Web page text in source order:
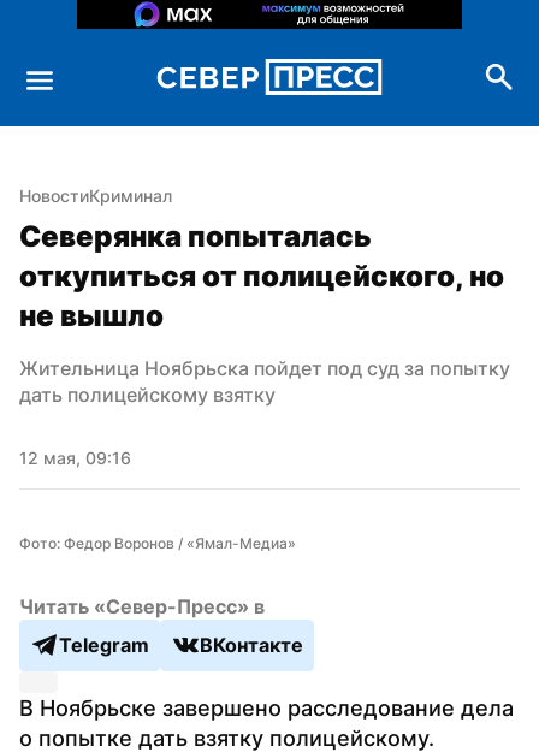
НовостиКриминал
Северянка попыталась
откупиться от полицейского, но
не вышло
Жительница Ноябрьска пойдет под суд за попытку
дать полицейскому взятку
12 мая, 09:16
Фото: Федор Воронов / «Ямал-Медиа»
Читать «Север-Пресс» в
Telegram
ВКонтакте
В Ноябрьске завершено расследование дела
о попытке дать взятку полицейскому.